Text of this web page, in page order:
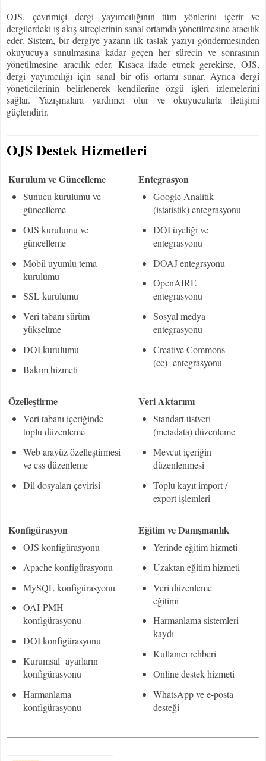
OJS, çevrimiçi dergi yayımcılığının tüm yönlerini içerir ve
dergilerdeki iş akış süreçlerinin sanal ortamda yönetilmesine aracılık
eder. Sistem, bir dergiye yazarın ilk taslak yazıyı göndermesinden
okuyucuya sunulmasına kadar geçen her sürecin ve sonrasının
yönetilmesine aracılık eder. Kısaca ifade etmek gerekirse, OJS,
dergi yayımcılığı için sanal bir ofis ortamı sunar. Ayrıca dergi
yöneticilerinin belirlenerek kendilerine özgü işleri izlemelerini
sağlar. Yazışmalara yardımcı olur ve okuyucularla iletişimi
güçlendirir.
OJS Destek Hizmetleri
Kurulum ve Güncelleme Entegrasyon
Sunucu kurulumu ve
güncelleme
OJS kurulumu ve
güncelleme
Mobil uyumlu tema
kurulumu
SSL kurulumu
Veri tabanı sürüm
yükseltme
DOI kurulumu
Bakım hizmeti
Google Analitik
(istatistik) entegrasyonu
DOI üyeliği ve
entegrasyonu
DOAJ entegrsyonu
OpenAIRE
entegrasyonu
Sosyal medya
entegrasyonu
Creative Commons
(cc) entegrasyonu
Özelleştirme Veri Aktarımı
Veri tabanı içeriğinde
toplu düzenleme
Web arayüz özelleştirmesi
vecss düzenleme
Dil dosyaları çevirisi
Standart üstveri
(metadata) düzenleme
Mevcut içeriğin
düzenlenmesi
Toplu kayıt import /
export işlemleri
Konfigürasyon Eğitim ve Danışmanlık
OJS konfigürasyonu
Apache konfigürasyonu
MySQL konfigürasyonu
OAI-PMH
konfigürasyonu
DOI konfigürasyonu
Kurumsal ayarların
konfigürasyonu
Harmanlama
konfigürasyonu
Yerinde eğitim hizmeti
Uzaktan eğitim hizmeti
Veri düzenleme
eğitimi
Harmanlama sistemleri
kaydı
Kullanıcı rehberi
Online destek hizmeti
WhatsApp ve e-posta
desteği